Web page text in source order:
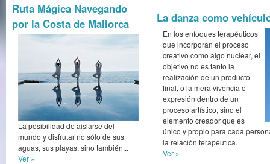
Ruta Mágica Navegando
por la Costa de Mallorca
La posibilidad de aislarse del
mundo y disfrutar no sólo de sus
aguas, sus playas, sino también...
Ver »
La danza como
En los enfoques terapéuticos
que incorporan el proceso
creativo como algo nuclear, el
objetivo no es tanto la
realización de un producto
final, o la mera vivencia o
expresión dentro de un
proceso artístico, sino el
elemento creador que es
único y propio para cada
la relación terapéutica.
Ver »